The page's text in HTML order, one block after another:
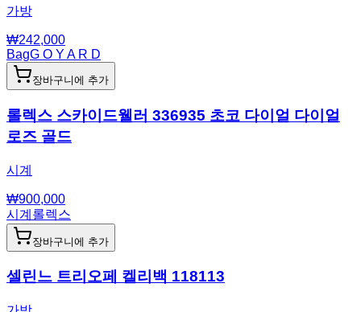
가방
₩242,000
BagG O Y A R D
장바구니에 추가
롤렉스 스카이드웰러 336935 초코 다이얼 다이얼
로즈 골드
시계
₩900,000
시계 롤렉스
장바구니에 추가
셀린느 트리오페 켈리백 118113